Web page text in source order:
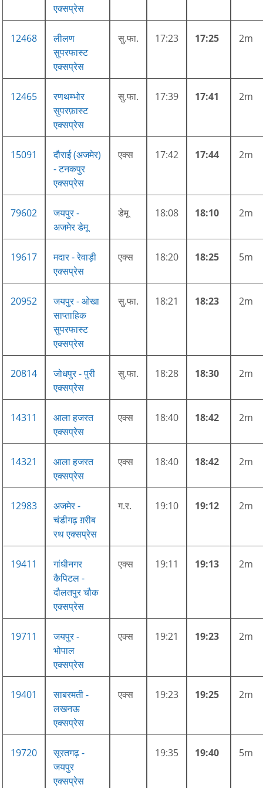
एक्सप्रेस
12468
लीलण
सुपरफास्ट
एक्सप्रेस
सु.फा. 17:23 17:25 2m
12465
रणथम्भोर
सुपरफ़ास्ट
एक्सप्रेस
सु.फा. 17:39 17:41 2m
15091
दौराई (अजमेर)
- टनकपुर
एक्सप्रेस
एक्स 17:42 17:44 2m
79602
जयपुर -
अजमेर डेमू
डेमू 18:08 18:10 2m
19617
मदार - रेवाड़ी
एक्सप्रेस
एक्स 18:20 18:25 5m
20952
जयपुर - ओखा
साप्ताहिक
सुपरफास्ट
एक्सप्रेस
सु.फा. 18:21 18:23 2m
20814
जोधपुर - पुरी
एक्सप्रेस
सु.फा. 18:28 18:30 2m
14311
आला हजरत
एक्सप्रेस
एक्स 18:40 18:42 2m
14321
आला हजरत
एक्सप्रेस
एक्स 18:40 18:42 2m
12983
अजमेर -
चंडीगढ़ ग़रीब
रथ एक्सप्रेस
ग.र. 19:10 19:12 2m
19411
गांधीनगर
कैपिटल -
दौलतपुर चौक
एक्सप्रेस
एक्स 19:11 19:13 2m
19711
जयपुर -
भोपाल
एक्सप्रेस
एक्स 19:21 19:23 2m
19401
साबरमती -
लखनऊ
एक्सप्रेस
एक्स 19:23 19:25 2m
19720
सूरतगढ़ -
जयपुर
एक्सप्रेस
19:35 19:40 5m